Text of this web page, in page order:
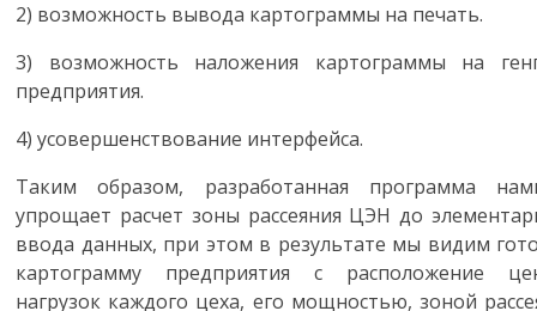
2) возможность вывода картограммы на печать.
3)
возможность наложения картограммы на
предприятия.
4) усовершенствование интерфейса.
Таким образом, разработанная программа
упрощает расчет зоны рассеяния ЦЭН до
ввода данных, при этом в результате мы видим
картограмму предприятия с расположение
нагрузок каждого цеха, его мощностью, зоной